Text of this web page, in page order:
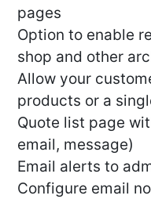
pages
Option to enable
shop and other
Allow your
products or a
Quote list page
email, message)
Email alerts to
Configure email